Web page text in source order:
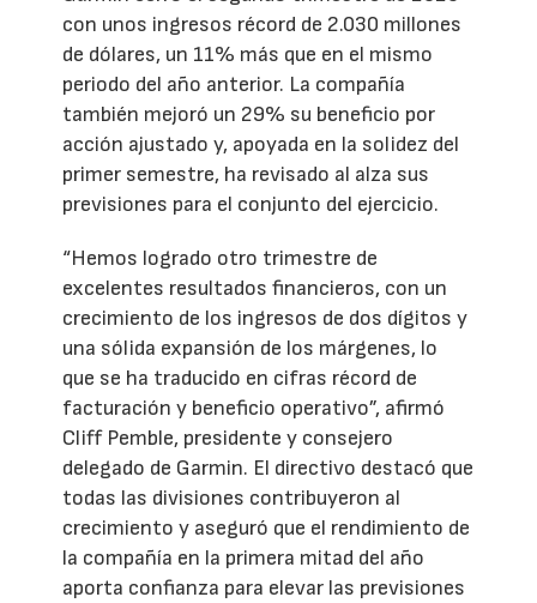
con unos ingresos récord de 2.030 millones
de dólares, un 11% más que en el mismo
periodo del año anterior. La compañía
también mejoró un 29% su beneficio por
acción ajustado y, apoyada en la solidez del
primer semestre, ha revisado al alza sus
previsiones para el conjunto del ejercicio.
“Hemos logrado otro trimestre de
excelentes resultados financieros, con un
crecimiento de los ingresos de dos dígitos y
una sólida expansión de los márgenes, lo
que se ha traducido en cifras récord de
facturación y beneficio operativo”, afirmó
Cliff Pemble, presidente y consejero
delegado de Garmin. El directivo destacó que
todas las divisiones contribuyeron al
crecimiento y aseguró que el rendimiento de
la compañía en la primera mitad del año
aporta confianza para elevar las previsiones